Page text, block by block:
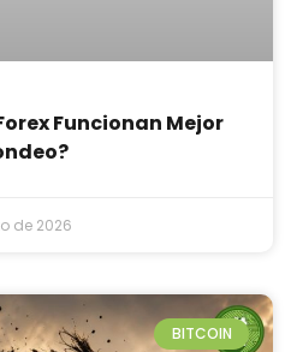
Funcionan Mejor
de 2026
BITCOIN